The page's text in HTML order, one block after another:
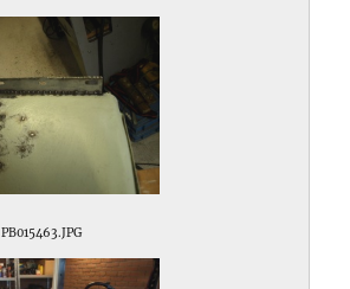
PB015463.JPG